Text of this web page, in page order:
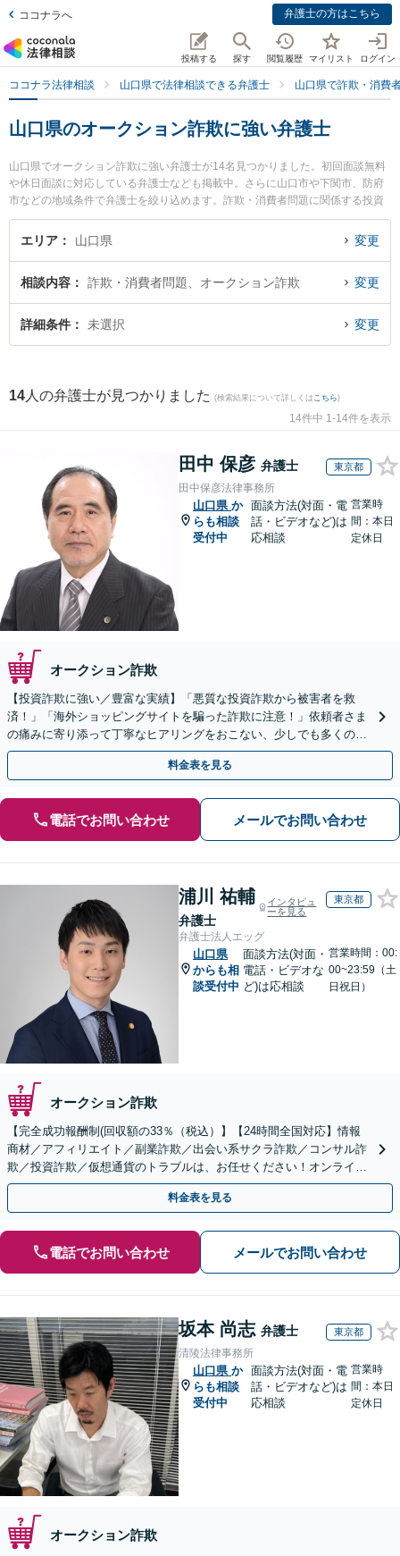
ココナラへ 弁護士の方はこちら
投稿する 探す 閲覧履歴 マイリスト ログイン
ココナラ法律相談 山口県で法律相談できる弁護士 山口県で詐欺・消費
山口県のオークション詐欺に強い弁護士
山口県でオークション詐欺に強い弁護士が14名見つかりました。初回面談無料
や休日面談に対応している弁護士なども掲載中。さらに山口市や下関市、防府
市などの地域条件で弁護士を絞り込めます。詐欺・消費者問題に関係する投資
詐欺や副業詐欺、FX詐欺等の細かな分野での絞り込み検索もでき便利です。特
にミチシルベ法律事務所の川上 弘達弁護士や弁護士法人ＯＮＥ 下関オフィスの
に発生したオークション詐欺のトラブルを今すぐに弁護士に相談したい』『オ
ークション詐欺のトラブル解決の実績豊富な近くの弁護士を検索したい』『初
回相談無料でオークション詐欺を法律相談できる山口県内の弁護士に相談予約
エリア 山口県 変更
相談内容 詐欺・消費者問題、オークション詐欺 変更
詳細条件 未選択 変更
14 人の弁護士が見つかりました (検索結果について詳しくは こちら)
14件中 1-14件を表示
田中 保彦 弁護士 東京都
田中保彦法律事務所
山口県 か
らも相談
受付中
面談方法(対面・電
話・ビデオなど)は
応相談
営業時
間：本日
定休日
オークション詐欺
【投資詐欺に強い／豊富な実績】「悪質な投資詐欺から被害者を救
済！」「海外ショッピングサイトを騙った詐欺に注意！」依頼者さま
の痛みに寄り添って丁寧なヒアリングをおこない、少しでも多くの返
金が得られるよう尽力します！
料金表を見る
電話でお問い合わせ メールでお問い合わせ
浦川 祐輔
弁護士
インタビュ
ーを見る
東京都
弁護士法人エッグ
山口県
からも相
談受付中
面談方法(対面・
電話・ビデオな
ど)は応相談
営業時間：00:
00~23:59（土
日祝日）
オークション詐欺
【完全成功報酬制(回収額の33％（税込）】【24時間全国対応】情報
商材／アフィリエイト／副業詐欺／出会い系サクラ詐欺／コンサル詐
欺／投資詐欺／仮想通貨のトラブルは、お任せください！オンライン
のみで解決も可能！
料金表を見る
電話でお問い合わせ メールでお問い合わせ
坂本 尚志 弁護士 東京都
清陵法律事務所
山口県 か
らも相談
受付中
面談方法(対面・電
話・ビデオなど)は
応相談
営業時
間：本日
定休日
オークション詐欺